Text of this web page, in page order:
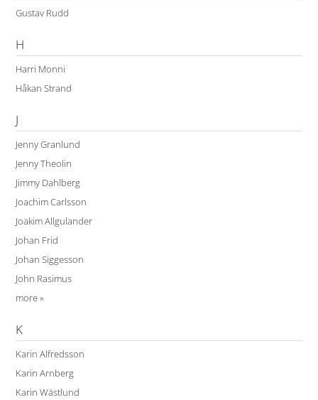
Gustav Rudd
H
Harri Monni
Håkan Strand
J
Jenny Granlund
Jenny Theolin
Jimmy Dahlberg
Joachim Carlsson
Joakim Allgulander
Johan Frid
Johan Siggesson
John Rasimus
more »
K
Karin Alfredsson
Karin Arnberg
Karin Wästlund